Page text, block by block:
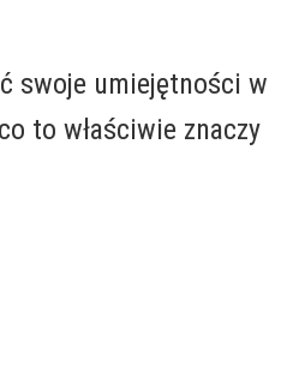
swoje umiejętności w
to właściwie znaczy